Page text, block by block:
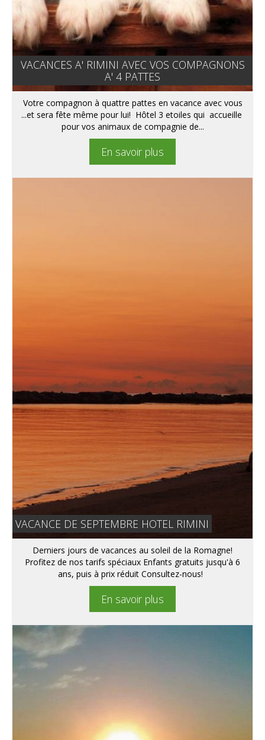
VACANCES A' RIMINI AVEC VOS COMPAGNONS
A' 4 PATTES
Votre compagnon à quattre pattes en vacance avec vous
...et sera fête même pour lui! Hôtel 3 etoiles qui accueille
pour vos animaux de compagnie de...
En savoir plus
VACANCE DE SEPTEMBRE HOTEL RIMINI
Derniers jours de vacances au soleil de la Romagne!
Profitez de nos tarifs spéciaux Enfants gratuits jusqu'à 6
ans, puis à prix réduit Consultez-nous!
En savoir plus